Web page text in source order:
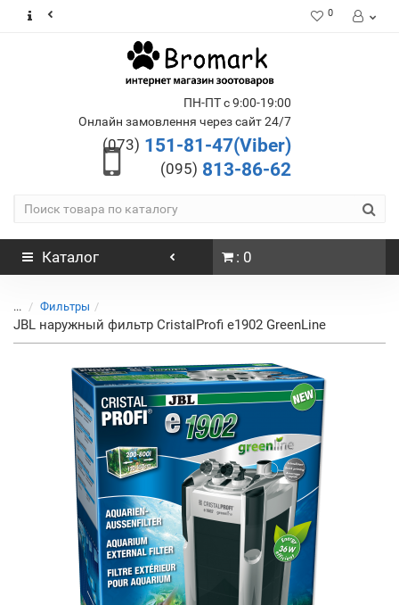
0
ПН-ПТ с 9:00-19:00
Онлайн замовлення через сайт 24/7
(073) 151-81-47(Viber)
(095) 813-86-62
Каталог : 0
... Фильтры
JBL наружный фильтр CristalProfi e1902 GreenLine